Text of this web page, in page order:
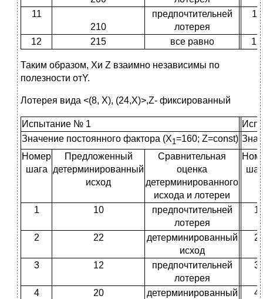
11
210
предпочтительней
лотерея
11
12 215 все равно 12
Таким образом, Xи Z взаимно независимы по
полезности отY.
Лотерея вида <(8, X), (24,X)>,Z- фиксированный
Испытание № 1
Значение постоянного фактора (X1=160; Z=const)
Номер
шага
Предложенный
детерминированный
исход
Сравнительная
оценка
детерминированного
исхода и лотереи
1 10
предпочтительней
лотерея
1
2 22
детерминированный
исход
2
3 12
предпочтительней
лотерея
3
4 20
детерминированный
4